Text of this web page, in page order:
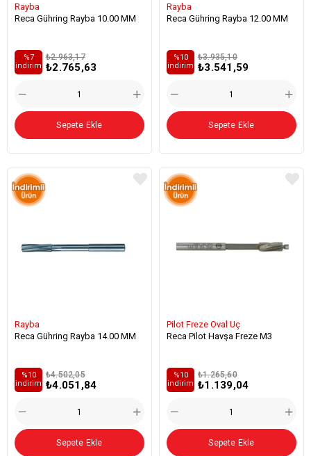
Rayba
Reca Gühring Rayba 10.00 MM
₺2.765,63
₺2.963,17
%7
i̇ndirim
Sepete Ekle
Rayba
Reca Gühring Rayba 12.00 MM
₺3.541,59
₺3.935,10
%10
i̇ndirim
Sepete Ekle
Rayba
Reca Gühring Rayba 14.00 MM
₺4.051,84
₺4.502,05
%10
i̇ndirim
Sepete Ekle
Pilot Freze Oval Uç
Reca Pilot Havşa Freze M3
₺1.139,04
₺1.265,60
%10
i̇ndirim
Sepete Ekle